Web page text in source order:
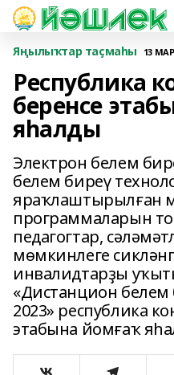
Яңылыҡтар таҫмаһы 13
Республика
беренсе
яһалды
Электрон белем
белем биреү
яраҡлаштырылған
программаларын
педагогтар,
мөмкинлеге
инвалидтарҙы
«Дистанцион
2023» республика
этабына йомғаҡ